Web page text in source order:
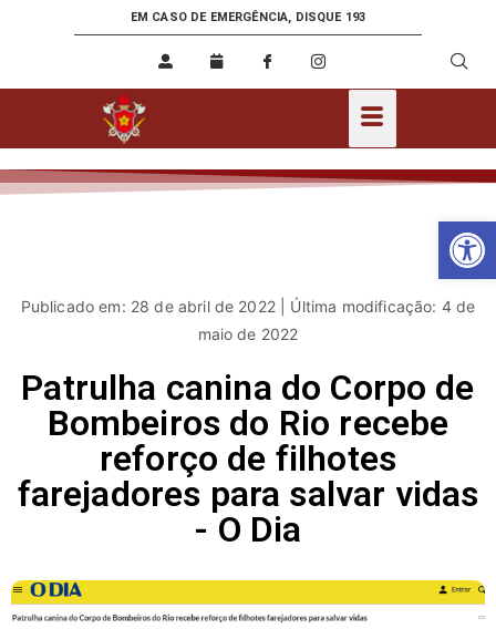
EM CASO DE EMERGÊNCIA, DISQUE 193
Publicado em: 28 de abril de 2022 | Última modificação: 4 de
maio de 2022
Patrulha canina do Corpo de
Bombeiros do Rio recebe
reforço de filhotes
farejadores para salvar vidas
- O Dia